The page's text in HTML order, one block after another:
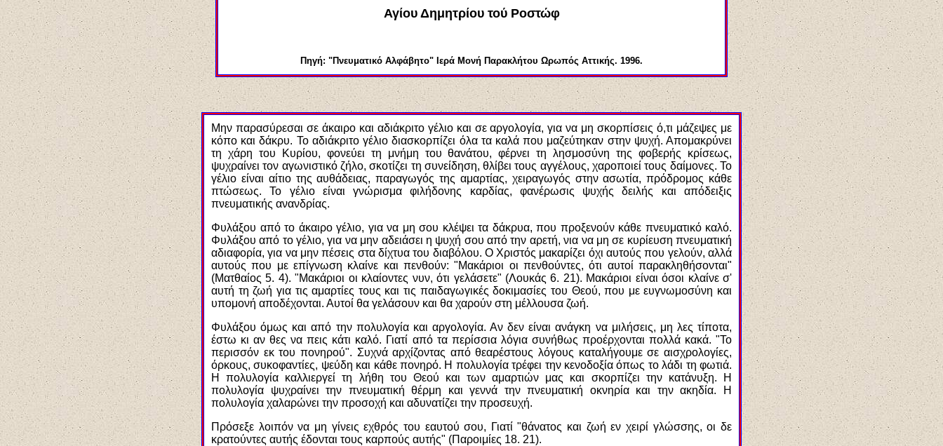
ΑγίουΔημητρίου τούΡοστώφ
Πηγή: "Πνευματικό Αλφάβητο" Ιερά Μονή Παρακλήτου Ωρωπός Αττικής. 1996.
Μην παρασύρεσαι σε άκαιρο και αδιάκριτο γέλιο και σε αργολογία, για να μη σκορπίσεις ό,τι μάζεψες με
κόπο και δάκρυ. Το αδιάκριτο γέλιο διασκορπίζει όλα τα καλά που μαζεύτηκαν στην ψυχή. Απομακρύνει
τη χάρη του Κυρίου, φονεύει τη μνήμη του θανάτου, φέρνει τη λησμοσύνη της φοβερής κρίσεως,
ψυχραίνει τον αγωνιστικό ζήλο, σκοτίζει τη συνείδηση, θλίβει τους αγγέλους, χαροποιεί τους δαίμονες. Το
γέλιο είναι αίτιο της αυθάδειας, παραγωγός της αμαρτίας, χειραγωγός στην ασωτία, πρόδρομος κάθε
πτώσεως. Το γέλιο είναι γνώρισμα φιλήδονης καρδίας, φανέρωσις ψυχής δειλής και απόδειξις
πνευματικής ανανδρίας.
Φυλάξου από το άκαιρο γέλιο, για να μη σου κλέψει τα δάκρυα, που προξενούν κάθε πνευματικό καλό.
Φυλάξου από το γέλιο, για να μην αδειάσει η ψυχή σου από την αρετή, νια να μη σε κυρίευση πνευματική
αδιαφορία, για να μην πέσεις στα δίχτυα του διαβόλου. Ο Χριστός μακαρίζει όχι αυτούς που γελούν, αλλά
αυτούς που με επίγνωση κλαίνε και πενθούν: "Μακάριοι οι πενθούντες, ότι αυτοί παρακληθήσονται"
(Ματθαίος 5. 4). "Μακάριοι οι κλαίοντες νυν, ότι γελάσετε" (Λουκάς 6. 21). Μακάριοι είναι όσοι κλαίνε σ'
αυτή τη ζωή για τις αμαρτίες τους και τις παιδαγωγικές δοκιμασίες του Θεού, που με ευγνωμοσύνη και
υπομονή αποδέχονται. Αυτοί θα γελάσουν και θα χαρούν στη μέλλουσα ζωή.
Φυλάξου όμως και από την πολυλογία και αργολογία. Αν δεν είναι ανάγκη να μιλήσεις, μη λες τίποτα,
έστω κι αν θες να πεις κάτι καλό. Γιατί από τα περίσσια λόγια συνήθως προέρχονται πολλά κακά. "Το
περισσόν εκ του πονηρού". Συχνά αρχίζοντας από θεαρέστους λόγους καταλήγουμε σε αισχρολογίες,
όρκους, συκοφαντίες, ψεύδη και κάθε πονηρό. Η πολυλογία τρέφει την κενοδοξία όπως το λάδι τη φωτιά.
Η πολυλογία καλλιεργεί τη λήθη του Θεού και των αμαρτιών μας και σκορπίζει την κατάνυξη. Η
πολυλογία ψυχραίνει την πνευματική θέρμη και γεννά την πνευματική οκνηρία και την ακηδία. Η
πολυλογία χαλαρώνει την προσοχή και αδυνατίζει την προσευχή.
Πρόσεξε λοιπόν να μη γίνεις εχθρός του εαυτού σου, Γιατί "θάνατος και ζωή εν χειρί γλώσσης, οι δε
κρατούντες αυτής έδονται τους καρπούς αυτής" (Παροιμίες 18. 21).